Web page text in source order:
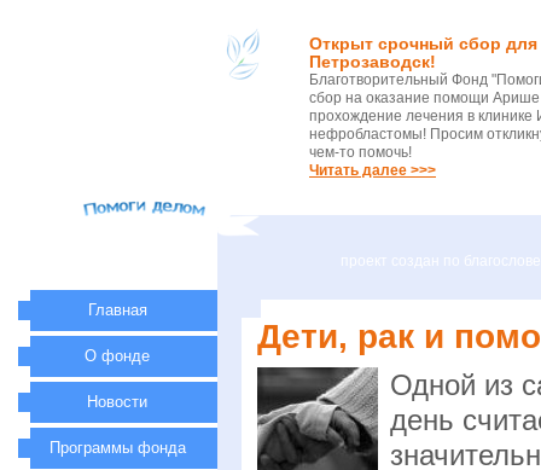
Открыт срочный сбор
Петрозаводск!
Благотворительный Фонд
сбор на оказание помощи Арише
прохождение лечения в клинике
нефробластомы! Просим
чем-то помочь!
Читать далее >>>
проект создан по
Дети, рак и
Одной из
день
Главная
О фонде
Новости
Программы фонда